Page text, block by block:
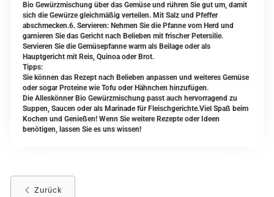
Bio Gewürzmischung über das Gemüse und rühren Sie gut um, damit
sich die Gewürze gleichmäßig verteilen. Mit Salz und Pfeffer
abschmecken.6. Servieren: Nehmen Sie die Pfanne vom Herd und
garnieren Sie das Gericht nach Belieben mit frischer Petersilie.
Servieren Sie die Gemüsepfanne warm als Beilage oder als
Hauptgericht mit Reis, Quinoa oder Brot.
Tipps:
Sie können das Rezept nach Belieben anpassen und weiteres Gemüse
oder sogar Proteine wie Tofu oder Hähnchen hinzufügen.
Die Alleskönner Bio Gewürzmischung passt auch hervorragend zu
Suppen, Saucen oder als Marinade für Fleischgerichte.Viel Spaß beim
Kochen und Genießen! Wenn Sie weitere Rezepte oder Ideen
benötigen, lassen Sie es uns wissen!
Zurück